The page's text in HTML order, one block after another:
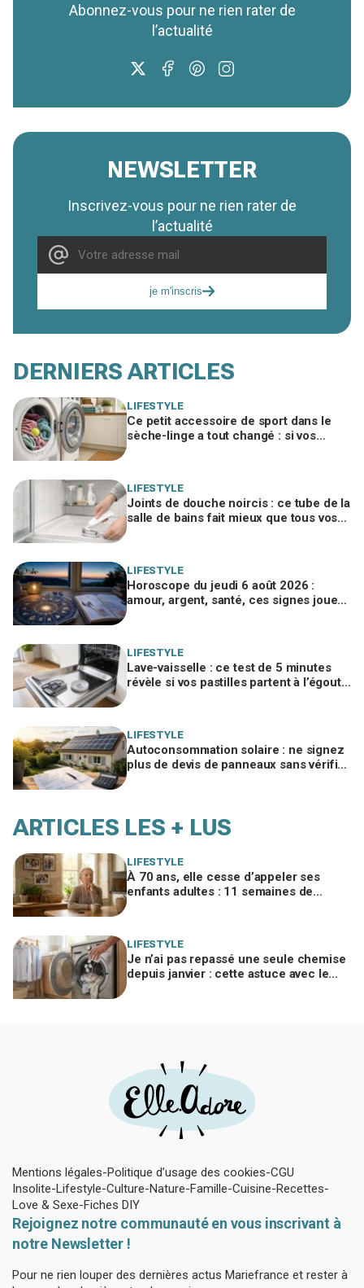
Abonnez-vous pour ne rien rater de
l’actualité
NEWSLETTER
Inscrivez-vous pour ne rien rater de
l’actualité
je m'inscris
DERNIERS ARTICLES
LIFESTYLE
Ce petit accessoire de sport dans le
sèche-linge a tout changé : si vos
LIFESTYLE
Joints de douche noircis : ce tube de la
salle de bains fait mieux que tous vos
LIFESTYLE
Horoscope du jeudi 6 août 2026 :
amour, argent, santé, ces signes jouent
LIFESTYLE
Lave-vaisselle : ce test de 5 minutes
révèle si vos pastilles partent à l’égout
LIFESTYLE
Autoconsommation solaire : ne signez
plus de devis de panneaux sans vérifier
ARTICLES LES + LUS
LIFESTYLE
À 70 ans, elle cesse d’appeler ses
enfants adultes : 11 semaines de
LIFESTYLE
Je n’ai pas repassé une seule chemise
depuis janvier : cette astuce avec le
Mentions légales Politique d’usage des cookies CGU
Insolite Lifestyle Culture Nature Famille Cuisine Recettes
Love & Sexe Fiches DIY
Rejoignez notre communauté en vous inscrivant à
notre Newsletter !
Pour ne rien louper des dernières actus Mariefrance et rester à